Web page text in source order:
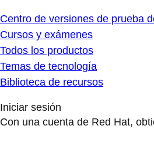
Centro de versiones de prueba
Cursos y exámenes
Todos los productos
Temas de tecnología
Biblioteca de recursos
Iniciar sesión
Con una cuenta de Red Hat,